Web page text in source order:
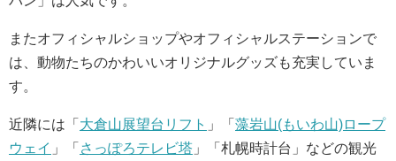
またオフィシャルショップやオフィシャルステーションで
は、動物たちのかわいいオリジナルグッズも充実していま
す。
近隣には「 大倉山展望台リフト 」「 藻岩山(もいわ山)ロープ
ウェイ 」「 さっぽろテレビ塔 」「札幌時計台」などの観光